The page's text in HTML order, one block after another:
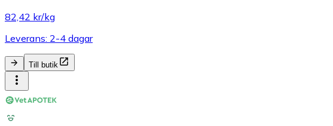
82,42 kr/kg
Leverans: 2-4 dagar
Till butik